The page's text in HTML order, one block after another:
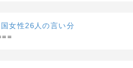
女性26人の言い分